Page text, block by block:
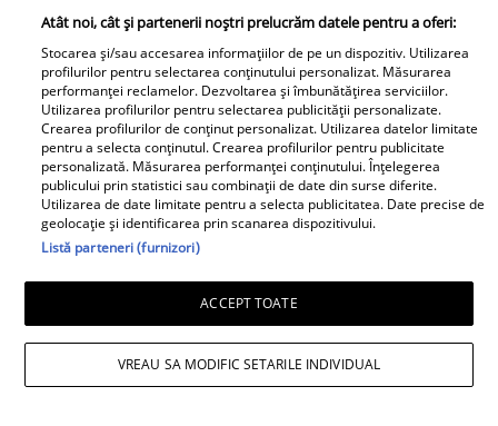
Observator News
Cântăreţ celebru, la un pas să fie
strivit de copac, în maşină.
Atât noi, cât și partenerii noștri prelucrăm datele pentru a oferi:
Stocarea și/sau accesarea informațiilor de pe un dispozitiv. Utilizarea
profilurilor pentru selectarea conținutului personalizat. Măsurarea
performanței reclamelor. Dezvoltarea și îmbunătățirea serviciilor.
Utilizarea profilurilor pentru selectarea publicității personalizate.
Crearea profilurilor de conținut personalizat. Utilizarea datelor limitate
pentru a selecta conținutul. Crearea profilurilor pentru publicitate
personalizată. Măsurarea performanței conținutului. Înțelegerea
publicului prin statistici sau combinații de date din surse diferite.
Utilizarea de date limitate pentru a selecta publicitatea. Date precise de
geolocație și identificarea prin scanarea dispozitivului.
Listă parteneri (furnizori)
ACCEPT TOATE
VREAU SA MODIFIC SETARILE INDIVIDUAL